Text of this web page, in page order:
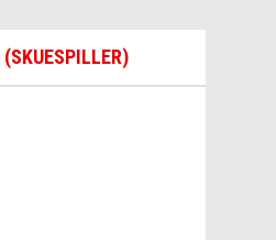
(SKUESPILLER)